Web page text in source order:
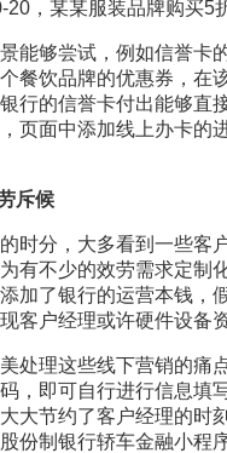
，某某服装品牌购买5
能够尝试，例如信誉卡
餐饮品牌的优惠券，在
行的信誉卡付出能够直
页面中添加线上办卡的
斥候
时分，大多看到一些客
有不少的效劳需求定制
加了银行的运营本钱，
客户经理或许硬件设备
处理这些线下营销的痛
，即可自行进行信息填
大节约了客户经理的时
份制银行轿车金融小程